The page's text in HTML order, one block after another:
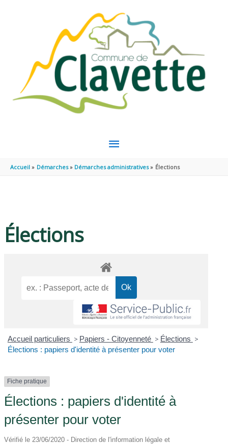
MENU
PRINCIPAL
Accueil Démarches Démarches administratives Élections
Élections
Accueil particuliers > Papiers - Citoyenneté > Élections >
Élections : papiers d'identité à présenter pour voter
Fiche pratique
Élections : papiers d'identité à
présenter pour voter
Vérifié le 23/06/2020 - Direction de l'information légale et